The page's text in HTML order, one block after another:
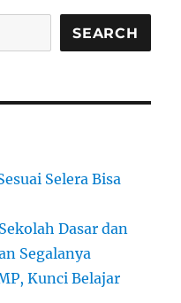
Menjadi
Kunci
Untuk
dan
SEARCH
Selera Bisa
Dasar dan
Segalanya
Kunci Belajar